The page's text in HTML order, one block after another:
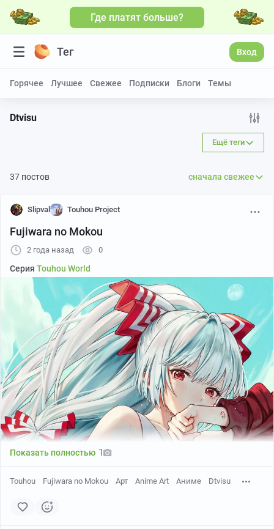
Где платят больше?
Тег Вход
Горячее Лучшее Свежее Подписки Блоги Темы
Dtvisu
Ещё теги
37 постов сначала свежее
Slipval Touhou Project
Fujiwara no Mokou
2 года назад 0
Серия Touhou World
Показать полностью 1
Touhou Fujiwara no Mokou Арт Anime Art Аниме Dtvisu